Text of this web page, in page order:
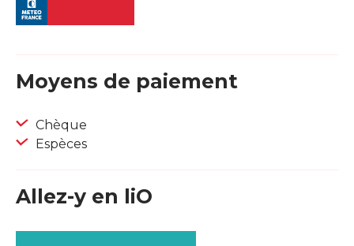
Moyens de paiement
Chèque
Espèces
Allez-y en liO